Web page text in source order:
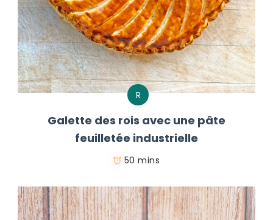
R
Galette des rois avec une pâte
feuilletée industrielle
50 mins